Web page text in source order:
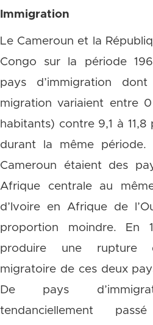
Immigration
Le Cameroun et la
Congo sur la période
pays d’immigration
migration variaient entre
habitants) contre 9,1 à 11,8
durant la même
Cameroun étaient des
Afrique centrale au
d’Ivoire en Afrique de
proportion moindre. En
produire une rupture
migratoire de ces deux
De pays
tendanciellement